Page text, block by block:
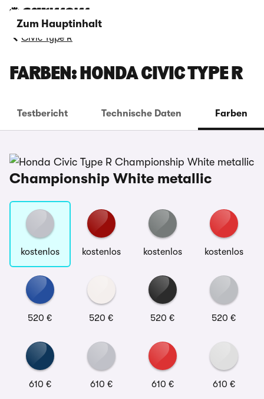
Zum Hauptinhalt
Civic Type R
FARBEN: HONDA CIVIC TYPE R
Testbericht Technische Daten Farben
Championship White metallic
kostenlos kostenlos kostenlos kostenlos
520 € 520 € 520 € 520 €
610 € 610 € 610 € 610 €